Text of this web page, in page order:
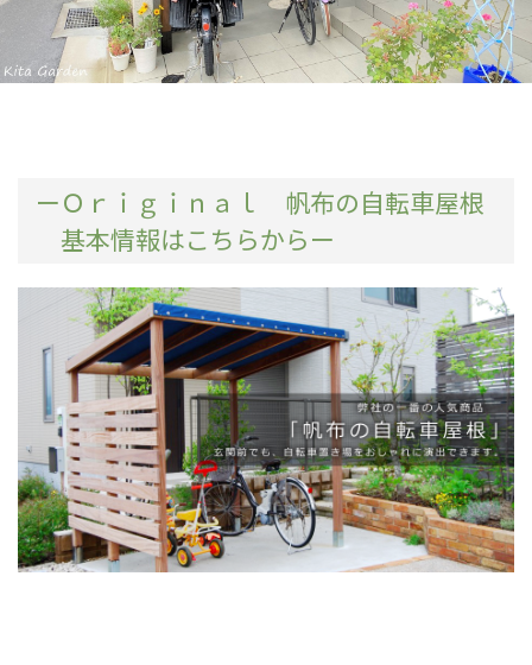
ーＯｒｉｇｉｎａｌ 帆布の自転車屋根
基本情報はこちらからー